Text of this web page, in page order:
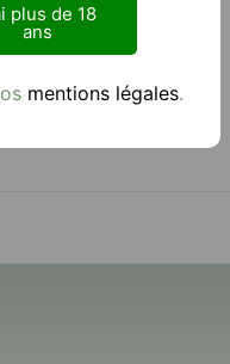
plus de 18
ans
mentions légales.